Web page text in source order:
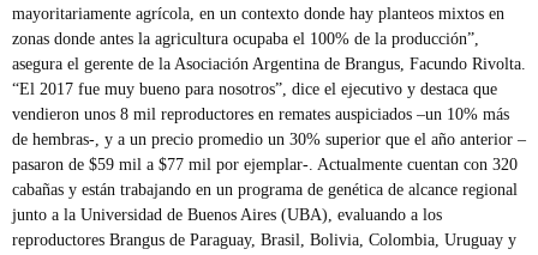
mayoritariamente agrícola, en un contexto donde hay planteos mixtos en
zonas donde antes la agricultura ocupaba el 100% de la producción”,
asegura el gerente de la Asociación Argentina de Brangus, Facundo Rivolta.
“El 2017 fue muy bueno para nosotros”, dice el ejecutivo y destaca que
vendieron unos 8 mil reproductores en remates auspiciados –un 10% más
de hembras-, y a un precio promedio un 30% superior que el año anterior –
pasaron de $59 mil a $77 mil por ejemplar-. Actualmente cuentan con 320
cabañas y están trabajando en un programa de genética de alcance regional
junto a la Universidad de Buenos Aires (UBA), evaluando a los
reproductores Brangus de Paraguay, Brasil, Bolivia, Colombia, Uruguay y